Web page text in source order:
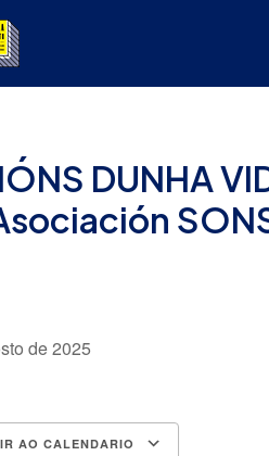
DUNHA
de 2025
AO CALENDARIO